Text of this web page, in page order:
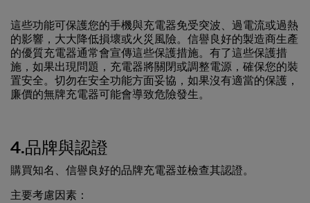
這些功能可保護您的手機與充電器免受突波、過電流或過熱
的影響，大大降低損壞或火災風險。信譽良好的製造商生產
的優質充電器通常會宣傳這些保護措施。有了這些保護措
施，如果出現問題，充電器將關閉或調整電源，確保您的裝
置安全。切勿在安全功能方面妥協，如果沒有適當的保護，
廉價的無牌充電器可能會導致危險發生。
4.品牌與認證
購買知名、信譽良好的品牌充電器並檢查其認證。
主要考慮因素：